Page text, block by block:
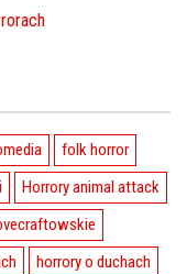
folk horror
Horrory animal attack
horrory o duchach